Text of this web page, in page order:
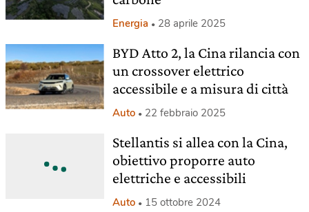
Energia 28 aprile 2025
BYD Atto 2, la Cina rilancia con
un crossover elettrico
accessibile e a misura di città
Auto 22 febbraio 2025
Stellantis si allea con la Cina,
obiettivo proporre auto
elettriche e accessibili
Auto 15 ottobre 2024